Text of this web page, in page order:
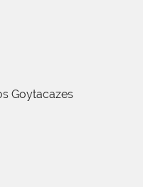
Goytacazes